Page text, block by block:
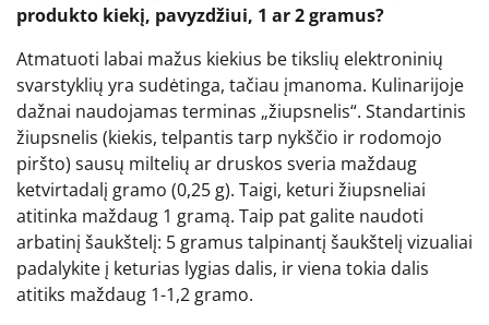
produkto kiekį, pavyzdžiui, 1 ar 2 gramus?
Atmatuoti labai mažus kiekius be tikslių elektroninių
svarstyklių yra sudėtinga, tačiau įmanoma. Kulinarijoje
dažnai naudojamas terminas „žiupsnelis“. Standartinis
žiupsnelis (kiekis, telpantis tarp nykščio ir rodomojo
piršto) sausų miltelių ar druskos sveria maždaug
ketvirtadalį gramo (0,25 g). Taigi, keturi žiupsneliai
atitinka maždaug 1 gramą. Taip pat galite naudoti
arbatinį šaukštelį: 5 gramus talpinantį šaukštelį vizualiai
padalykite į keturias lygias dalis, ir viena tokia dalis
atitiks maždaug 1-1,2 gramo.